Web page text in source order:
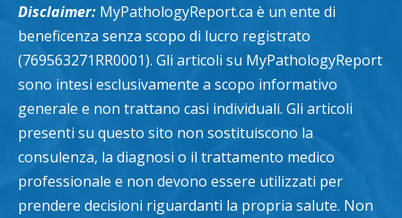
Disclaimer: MyPathologyReport.ca è un ente di
beneficenza senza scopo di lucro registrato
(769563271RR0001). Gli articoli su MyPathologyReport
sono intesi esclusivamente a scopo informativo
generale e non trattano casi individuali. Gli articoli
presenti su questo sito non sostituiscono la
consulenza, la diagnosi o il trattamento medico
professionale e non devono essere utilizzati per
prendere decisioni riguardanti la propria salute. Non